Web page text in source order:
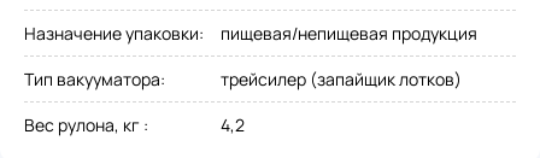
Назначение упаковки:
пищевая/непищевая продукция
Тип вакууматора:
трейсилер (запайщик лотков)
Вес рулона, кг : 4,2